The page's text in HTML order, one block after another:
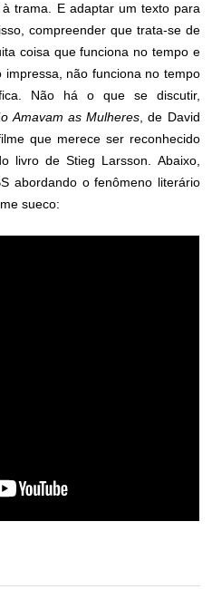
trama. E adaptar um texto para
compreender que trata-se de
coisa que funciona no tempo e
não funciona no tempo
Não há o que se discutir,
Amavam as Mulheres, de David
que merece ser reconhecido
livro de Stieg Larsson. Abaixo,
abordando o fenômeno literário
sueco: